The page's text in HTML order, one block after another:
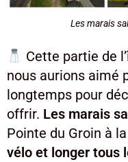
Les marais
Cette partie de
nous aurions aimé
longtemps pour
offrir. Les marais
Pointe du Groin à
vélo et longer tous